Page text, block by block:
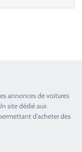
annonces devoitures
site dédié aux
d’acheter des